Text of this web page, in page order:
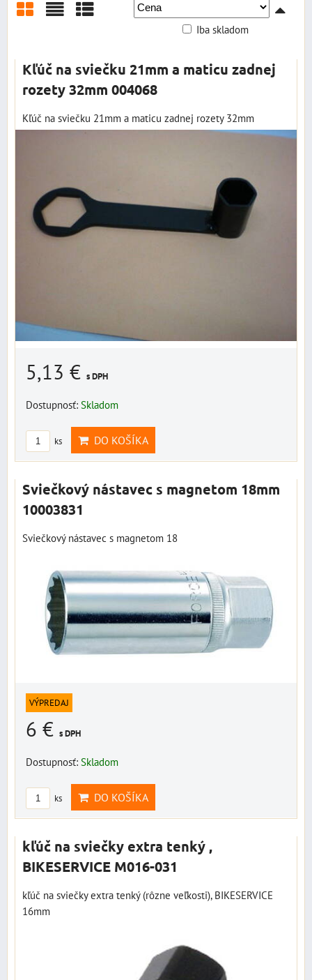
Iba skladom
Kľúč na sviečku 21mm a maticu zadnej
rozety 32mm 004068
Kľúč na sviečku 21mm a maticu zadnej rozety 32mm
5,13 € s DPH
Dostupnosť: Skladom
ks DO KOŠÍKA
Sviečkový nástavec s magnetom 18mm
10003831
Sviečkový nástavec s magnetom 18
VÝPREDAJ
6 € s DPH
Dostupnosť: Skladom
ks DO KOŠÍKA
kľúč na sviečky extra tenký ,
BIKESERVICE M016-031
kľúč na sviečky extra tenký (rôzne veľkosti), BIKESERVICE
16mm